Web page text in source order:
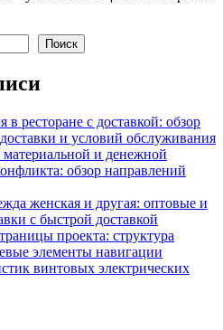
Поиск
в ресторане с доставкой: обзор
и условий обслуживания
и денежной
обзор направлений
женская и другая: оптовые и
с быстрой доставкой
проекта: структура
элементы навигации
винтовых электрических